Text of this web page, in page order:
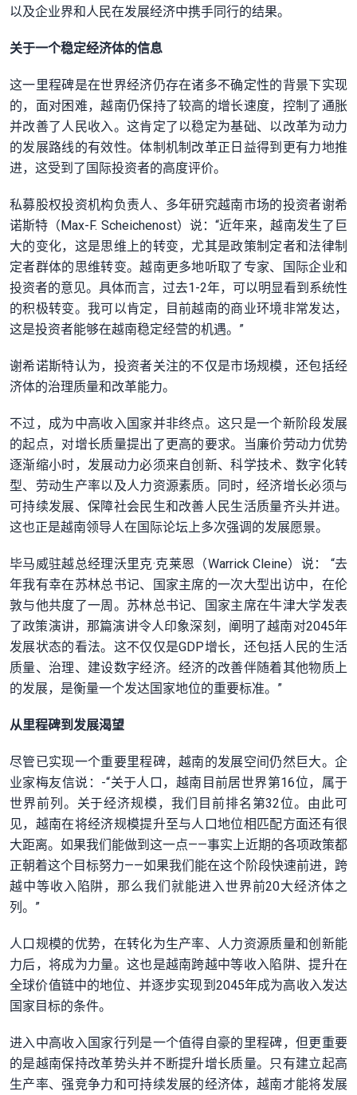
以及企业界和人民在发展经济中携手同行的结果。
关于一个稳定经济体的信息
这一里程碑是在世界经济仍存在诸多不确定性的背景下实现
的，面对困难，越南仍保持了较高的增长速度，控制了通胀
并改善了人民收入。这肯定了以稳定为基础、以改革为动力
的发展路线的有效性。体制机制改革正日益得到更有力地推
进，这受到了国际投资者的高度评价。
私募股权投资机构负责人、多年研究越南市场的投资者谢希
诺斯特（Max-F. Scheichenost）说：“近年来，越南发生了巨
大的变化，这是思维上的转变，尤其是政策制定者和法律制
定者群体的思维转变。越南更多地听取了专家、国际企业和
投资者的意见。具体而言，过去1-2年，可以明显看到系统性
的积极转变。我可以肯定，目前越南的商业环境非常发达，
这是投资者能够在越南稳定经营的机遇。”
谢希诺斯特认为，投资者关注的不仅是市场规模，还包括经
济体的治理质量和改革能力。
不过，成为中高收入国家并非终点。这只是一个新阶段发展
的起点，对增长质量提出了更高的要求。当廉价劳动力优势
逐渐缩小时，发展动力必须来自创新、科学技术、数字化转
型、劳动生产率以及人力资源素质。同时，经济增长必须与
可持续发展、保障社会民生和改善人民生活质量齐头并进。
这也正是越南领导人在国际论坛上多次强调的发展愿景。
毕马威驻越总经理沃里克·克莱恩（Warrick Cleine）说： “去
年我有幸在苏林总书记、国家主席的一次大型出访中，在伦
敦与他共度了一周。苏林总书记、国家主席在牛津大学发表
了政策演讲，那篇演讲令人印象深刻，阐明了越南对2045年
发展状态的看法。这不仅仅是GDP增长，还包括人民的生活
质量、治理、建设数字经济。经济的改善伴随着其他物质上
的发展，是衡量一个发达国家地位的重要标准。”
从里程碑到发展渴望
尽管已实现一个重要里程碑，越南的发展空间仍然巨大。企
业家梅友信说：-“关于人口，越南目前居世界第16位，属于
世界前列。关于经济规模，我们目前排名第32位。由此可
见，越南在将经济规模提升至与人口地位相匹配方面还有很
大距离。如果我们能做到这一点——事实上近期的各项政策都
正朝着这个目标努力——如果我们能在这个阶段快速前进，跨
越中等收入陷阱，那么我们就能进入世界前20大经济体之
列。”
人口规模的优势，在转化为生产率、人力资源质量和创新能
力后，将成为力量。这也是越南跨越中等收入陷阱、提升在
全球价值链中的地位、并逐步实现到2045年成为高收入发达
国家目标的条件。
进入中高收入国家行列是一个值得自豪的里程碑，但更重要
的是越南保持改革势头并不断提升增长质量。只有建立起高
生产率、强竞争力和可持续发展的经济体，越南才能将发展